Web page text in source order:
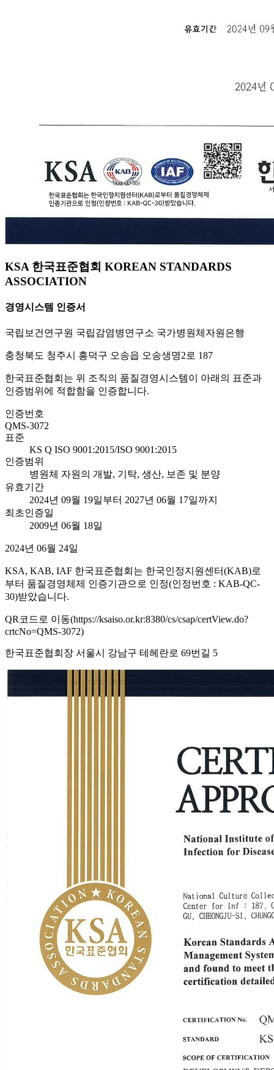
KSA 한국표준협회 KOREAN STANDARDS
ASSOCIATION
경영시스템 인증서
국립보건연구원 국립감염병연구소 국가병원체자원은행
충청북도 청주시 흥덕구 오송읍 오송생명2로 187
한국표준협회는 위 조직의 품질경영시스템이 아래의 표준과
인증범위에 적합함을 인증합니다.
인증번호
QMS-3072
표준
KS Q ISO 9001:2015/ISO 9001:2015
인증범위
병원체 자원의 개발, 기탁, 생산, 보존 및 분양
유효기간
2024년 09월 19일부터 2027년 06월 17일까지
최초인증일
2009년 06월 18일
2024년 06월 24일
KSA, KAB, IAF 한국표준협회는 한국인정지원센터(KAB)로
부터 품질경영체제 인증기관으로 인정(인정번호 : KAB-QC-
30)받았습니다.
QR코드로 이동(https://ksaiso.or.kr:8380/cs/csap/certView.do?
crtcNo=QMS-3072)
한국표준협회장 서울시 강남구 테헤란로 69번길 5